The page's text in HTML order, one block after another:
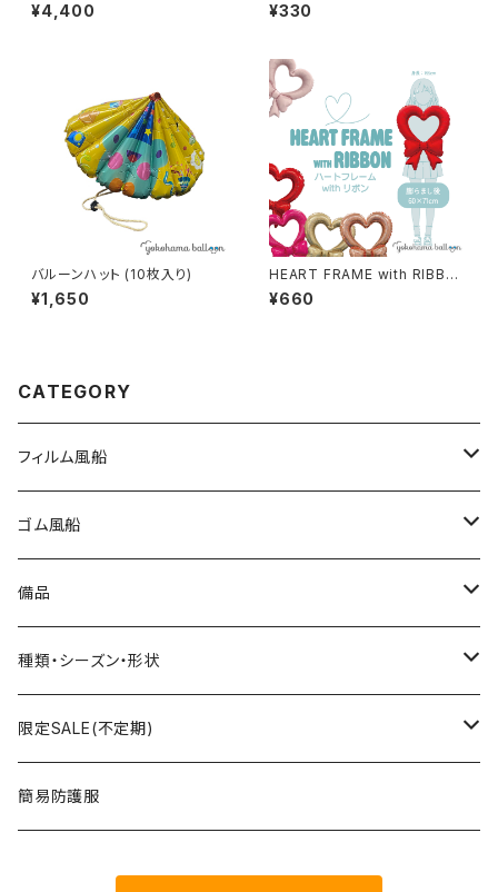
¥4,400 ¥330
バルーンハット (10枚入り)
¥1,650
HEART FRAME with RIBBO
N ハート&リボンフレームバル
ーン
¥660
CATEGORY
フィルム風船
大きな風船
組立3Dバルーン
文字数字バルーン
おはなバルーン
ODDバルーン
ゴム風船
プリント有り
プリント無し
セット・キット商品
備品
備品
スティック
ポンプ
クリップ
種類・シーズン・形状
おえかき
どうぶつ
限定SALE(不定期)
フィルム風船
簡易防護服